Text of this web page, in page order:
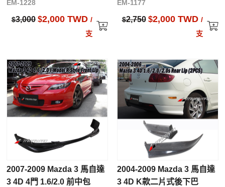
EM-1228
$3,000 $2,000 TWD /
支
EM-1177
$2,750 $2,000 TWD /
支
2007-2009 Mazda 3 馬自達
3 4D 4門 1.6/2.0 前中包
2004-2009 Mazda 3 馬自達
3 4D K款二片式後下巴